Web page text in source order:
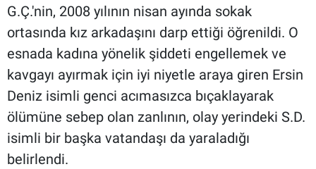
G.Ç.'nin, 2008 yılının nisan ayında sokak
ortasında kız arkadaşını darp ettiği öğrenildi. O
esnada kadına yönelik şiddeti engellemek ve
kavgayı ayırmak için iyi niyetle araya giren Ersin
Deniz isimli genci acımasızca bıçaklayarak
ölümüne sebep olan zanlının, olay yerindeki S.D.
isimli bir başka vatandaşı da yaraladığı
belirlendi.